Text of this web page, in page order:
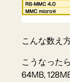
こんな数え
こうなった
64MB,